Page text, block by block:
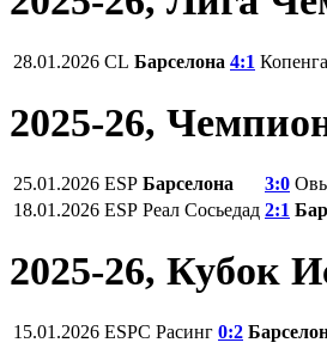
28.01.2026 CL Барселона 4:1
2025-26,
25.01.2026 ESP Барселона 3:0
18.01.2026 ESP Реал Сосьедад 2:1
2025-26, Кубок
15.01.2026 ESPC Расинг 0:2